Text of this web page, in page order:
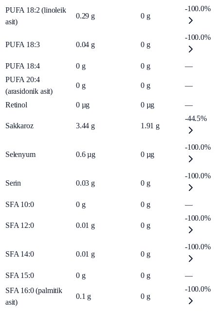
PUFA 18:2 (linoleik
asit)
0.29 g 0 g
-100.0%
PUFA 18:3 0.04 g 0 g
-100.0%
PUFA 18:4 0 g 0 g
—
PUFA 20:4
(arasidonik asit)
0 g 0 g —
Retinol 0 µg 0 µg —
Sakkaroz 3.44 g 1.91 g
-44.5%
Selenyum 0.6 µg 0 µg
-100.0%
Serin 0.03 g 0 g
-100.0%
SFA 10:0 0 g 0 g —
SFA 12:0 0.01 g 0 g
-100.0%
SFA 14:0 0.01 g 0 g
-100.0%
SFA 15:0 0 g 0 g
—
SFA 16:0 (palmitik
asit)
0.1 g 0 g
-100.0%